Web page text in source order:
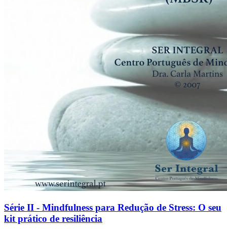
Série II - Mindfulness para Redução de Stress: O seu
kit prático de resiliência